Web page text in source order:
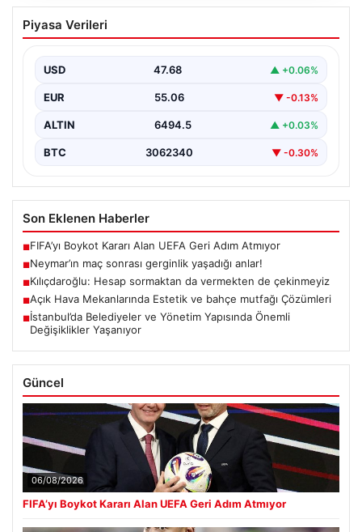
Neymar’ın maç sonrası gerginlik
yaşadığı anlar!
Piyasa Verileri
USD 47.68 ▲ +0.06%
EUR 55.06 ▼ -0.13%
ALTIN 6494.5 ▲ +0.03%
BTC 3062340 ▼ -0.30%
Son Eklenen Haberler
■FIFA’yı Boykot Kararı Alan UEFA Geri Adım Atmıyor
■Neymar’ın maç sonrası gerginlik yaşadığı anlar!
■Kılıçdaroğlu: Hesap sormaktan da vermekten de çekinmeyiz
■Açık Hava Mekanlarında Estetik ve bahçe mutfağı Çözümleri
■İstanbul’da Belediyeler ve Yönetim Yapısında Önemli
Değişiklikler Yaşanıyor
Güncel
06/08/2026
FIFA’yı Boykot Kararı Alan UEFA Geri Adım Atmıyor